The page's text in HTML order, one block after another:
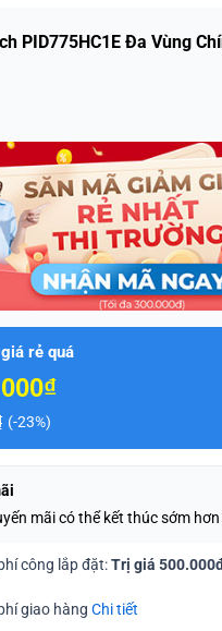
PID775HC1E Đa Vùng
rẻ quá
(-23%)
mãi có thể kết thúc sớm
công lắp đặt:Trị giá
giao hàng Chi tiết